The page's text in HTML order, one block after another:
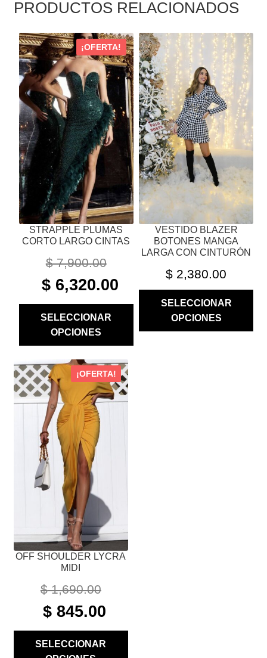
PRODUCTOS RELACIONADOS
STRAPPLE PLUMAS
CORTO LARGO CINTAS
¡OFERTA!
$7,900.00
ORIGINAL
PRICE
$ 7,900.00.
$6,320.00CURRENT
SELECCIONAR
OPCIONES
ESTE
PRODUCTO
TIENE
MÚLTIPLES
VARIANTES.
LAS
OPCIONES
SE
PUEDEN
ELEGIR
EN
LA
PÁGINA
DE
VESTIDO BLAZER
BOTONES MANGA
LARGA CON CINTURÓN
$ 2,380.00
SELECCIONAR
OPCIONES
ESTE
PRODUCTO
TIENE
MÚLTIPLES
VARIANTES.
LAS
OPCIONES
SE
PUEDEN
ELEGIR
EN
LA
PÁGINA
PRODUCTO
OFF SHOULDER LYCRA
MIDI
¡OFERTA!
$1,690.00
ORIGINAL
PRICE
$ 1,690.00.
$ 845.00
SELECCIONAR
ESTE
PRODUCTO
TIENE
MÚLTIPLES
VARIANTES.
OPCIONES
PUEDEN
PÁGINA
DE